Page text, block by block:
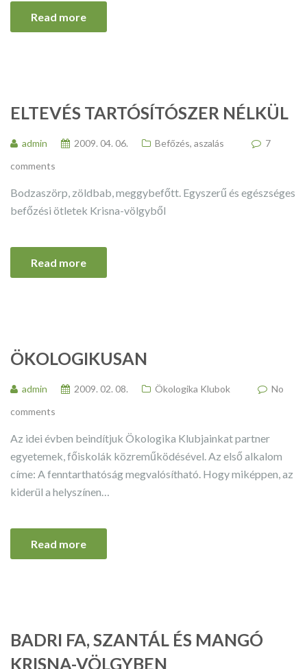
Read more
ELTEVÉS TARTÓSÍTÓSZER NÉLKÜL
admin 2009. 04. 06. Befőzés, aszalás
7
comments
Bodzaszörp, zöldbab, meggybefőtt. Egyszerű és egészséges
befőzési ötletek Krisna-völgyből
Read more
ÖKOLOGIKUSAN
admin 2009. 02. 08. Ökologika Klubok
No
comments
Az idei évben beindítjuk Ökologika Klubjainkat partner
egyetemek, főiskolák közreműködésével. Az első alkalom
címe: A fenntarthatóság megvalósítható. Hogy miképpen, az
kiderül a helyszínen…
Read more
BADRI FA, SZANTÁL ÉS MANGÓ
KRISNA-VÖLGYBEN